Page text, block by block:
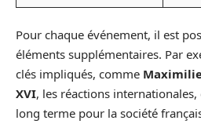
Pour chaque événement, il est
éléments supplémentaires. Par
clés impliqués, comme
XVI, les réactions internationales,
long terme pour la société